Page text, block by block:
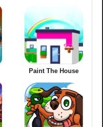
Paint The House